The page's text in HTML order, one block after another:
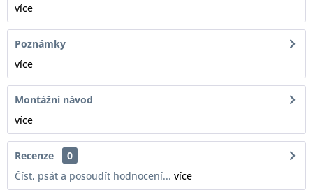
více
Poznámky
více
Montážní návod
více
Recenze
0
Číst, psát a posoudít hodnocení... více